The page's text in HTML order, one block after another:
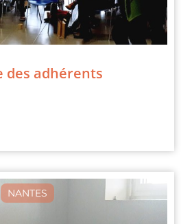
des adhérents
NANTES